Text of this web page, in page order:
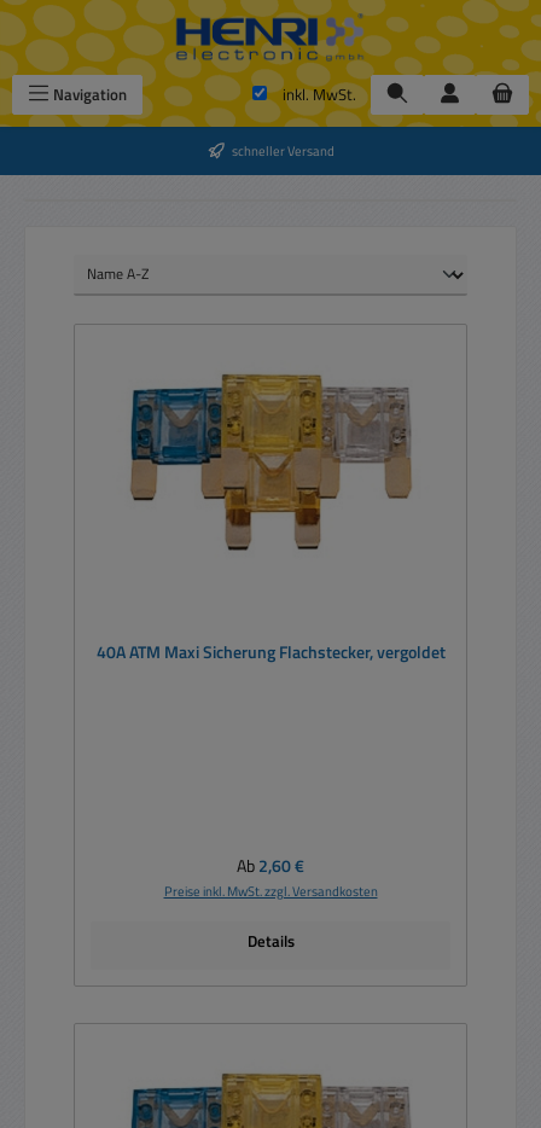
Zum Hauptinhalt springen
Navigation inkl. MwSt.
schneller Versand
40A ATM Maxi Sicherung Flachstecker, vergoldet
Regulärer Preis:
Ab2,60 €
Preise inkl. MwSt. zzgl. Versandkosten
Details